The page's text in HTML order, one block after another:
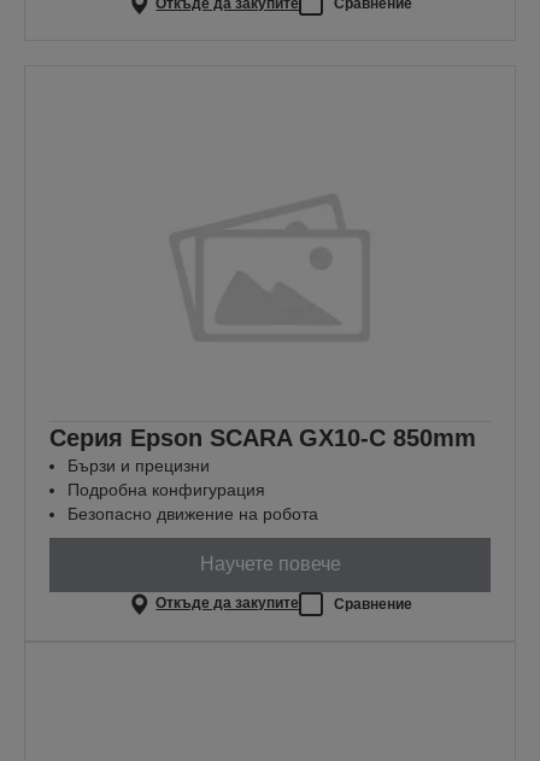
Серия Epson SCARA GX10-C 850mm
Бързи и прецизни
Подробна конфигурация
Безопасно движение на робота
Научете повече
Откъде да закупите Сравнение